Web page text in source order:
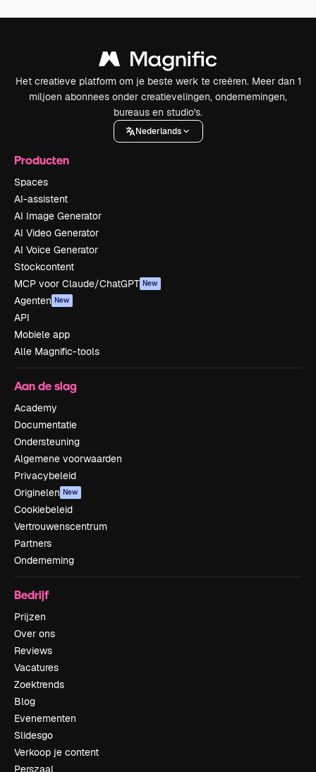
Het creatieve platform om je beste werk te creëren. Meer dan 1
miljoen abonnees onder creatievelingen, ondernemingen,
bureaus en studio's.
Nederlands
Producten
Spaces
AI-assistent
AI Image Generator
AI Video Generator
AI Voice Generator
Stockcontent
MCP voor Claude/ChatGPT New
Agenten New
API
Mobiele app
Alle Magnific-tools
Aan de slag
Academy
Documentatie
Ondersteuning
Algemene voorwaarden
Privacybeleid
Originelen New
Cookiebeleid
Vertrouwenscentrum
Partners
Onderneming
Bedrijf
Prijzen
Over ons
Reviews
Vacatures
Zoektrends
Blog
Evenementen
Slidesgo
Verkoop je content
Perszaal